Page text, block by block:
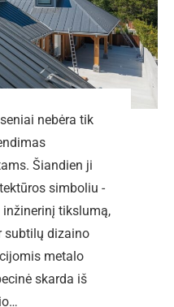
nebėra tik
Šiandien ji
simboliu -
tikslumą,
subtilų dizaino
metalo
skarda iš